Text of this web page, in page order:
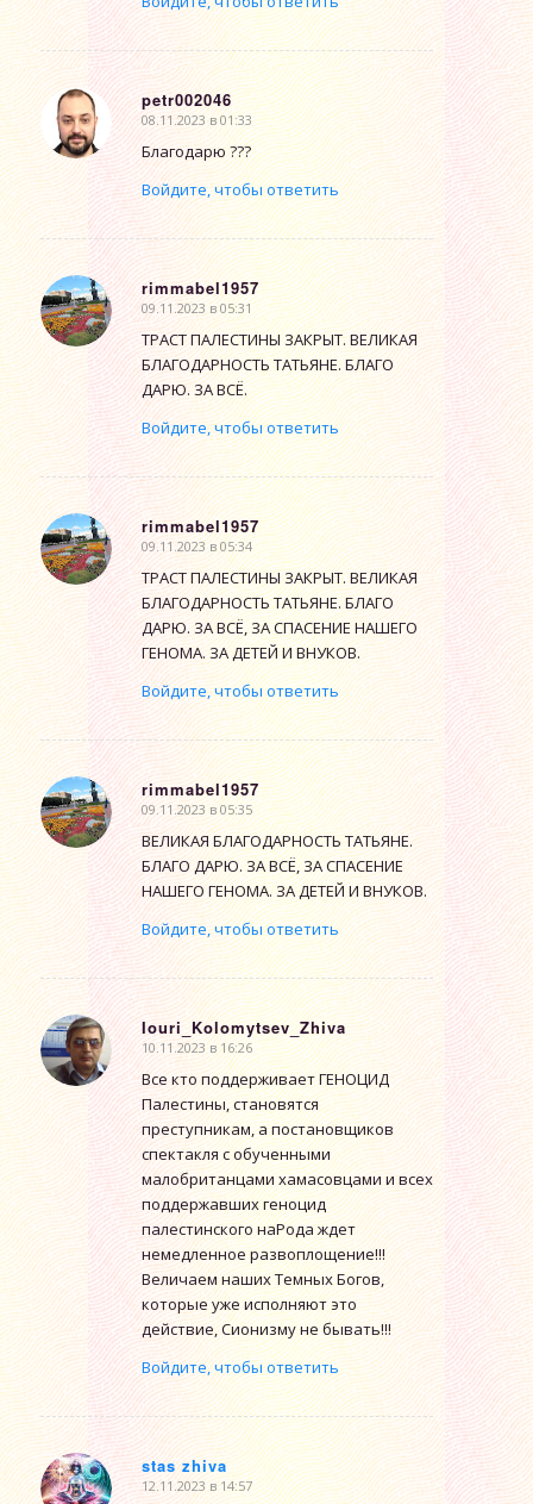
petr002046
говорит:
08.11.2023 в 01:33
Благодарю ???
Войдите, чтобы ответить
rimmabel1957
говорит:
09.11.2023 в 05:31
ТРАСТ ПАЛЕСТИНЫ ЗАКРЫТ. ВЕЛИКАЯ
БЛАГОДАРНОСТЬ ТАТЬЯНЕ. БЛАГО
ДАРЮ. ЗА ВСЁ.
Войдите, чтобы ответить
rimmabel1957
говорит:
09.11.2023 в 05:34
ТРАСТ ПАЛЕСТИНЫ ЗАКРЫТ. ВЕЛИКАЯ
БЛАГОДАРНОСТЬ ТАТЬЯНЕ. БЛАГО
ДАРЮ. ЗА ВСЁ, ЗА СПАСЕНИЕ НАШЕГО
ГЕНОМА. ЗА ДЕТЕЙ И ВНУКОВ.
Войдите, чтобы ответить
rimmabel1957
говорит:
09.11.2023 в 05:35
ВЕЛИКАЯ БЛАГОДАРНОСТЬ ТАТЬЯНЕ.
БЛАГО ДАРЮ. ЗА ВСЁ, ЗА СПАСЕНИЕ
НАШЕГО ГЕНОМА. ЗА ДЕТЕЙ И ВНУКОВ.
Войдите, чтобы ответить
Iouri_Kolomytsev_Zhiva
говорит:
10.11.2023 в 16:26
Все кто поддерживает ГЕНОЦИД
Палестины, становятся
преступникам, а постановщиков
спектакля с обученными
малобританцами хамасовцами и всех
поддержавших геноцид
палестинского наРода ждет
немедленное развоплощение!!!
Величаем наших Темных Богов,
которые уже исполняют это
действие, Сионизму не бывать!!!
Войдите, чтобы ответить
stas zhiva
говорит:
12.11.2023 в 14:57